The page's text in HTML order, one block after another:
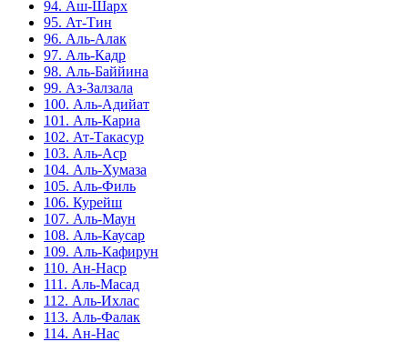
94. Аш-Шарх
95. Ат-Тин
96. Аль-Алак
97. Аль-Кадр
98. Аль-Баййина
99. Аз-Залзала
100. Аль-Адийат
101. Аль-Кариа
102. Ат-Такасур
103. Аль-Аср
104. Аль-Хумаза
105. Аль-Филь
106. Курейш
107. Аль-Маун
108. Аль-Каусар
109. Аль-Кафирун
110. Ан-Наср
111. Аль-Масад
112. Аль-Ихлас
113. Аль-Фалак
114. Ан-Нас